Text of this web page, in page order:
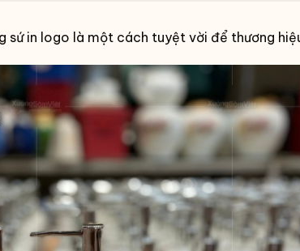
sứ in logo là một cách tuyệt vời để thương